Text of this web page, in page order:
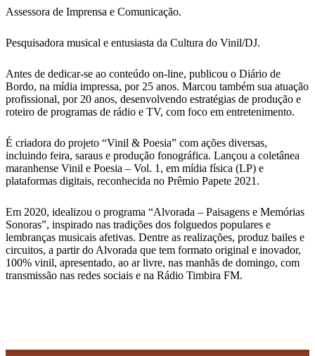
Assessora de Imprensa e Comunicação.
Pesquisadora musical e entusiasta da Cultura do Vinil/DJ.
Antes de dedicar-se ao conteúdo on-line, publicou o Diário de
Bordo, na mídia impressa, por 25 anos. Marcou também sua atuação
profissional, por 20 anos, desenvolvendo estratégias de produção e
roteiro de programas de rádio e TV, com foco em entretenimento.
É criadora do projeto “Vinil & Poesia” com ações diversas,
incluindo feira, saraus e produção fonográfica. Lançou a coletânea
maranhense Vinil e Poesia – Vol. 1, em mídia física (LP) e
plataformas digitais, reconhecida no Prêmio Papete 2021.
Em 2020, idealizou o programa “Alvorada – Paisagens e Memórias
Sonoras”, inspirado nas tradições dos folguedos populares e
lembranças musicais afetivas. Dentre as realizações, produz bailes e
circuitos, a partir do Alvorada que tem formato original e inovador,
100% vinil, apresentado, ao ar livre, nas manhãs de domingo, com
transmissão nas redes sociais e na Rádio Timbira FM.